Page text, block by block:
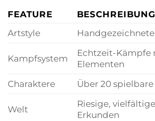
FEATURE
BESCHREIBUNG
Artstyle
Kampfsystem
Echtzeit-Kämpfe
Elementen
Charaktere
Über 20
Welt
Riesige,
Erkunden